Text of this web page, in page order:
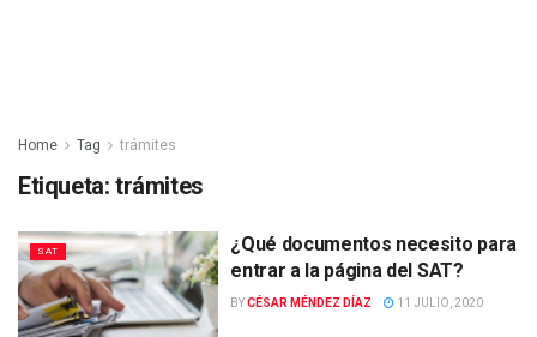
Home Tag trámites
Etiqueta: trámites
SAT
¿Qué documentos necesito para
entrar a la página del SAT?
BYCÉSAR MÉNDEZ DÍAZ 11 JULIO, 2020